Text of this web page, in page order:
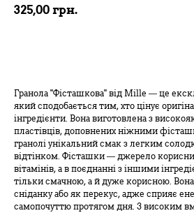
325,00 грн.
Гранола "Фісташкова" від Mille — це
який сподобається тим, хто цінує
інгредієнти. Вона виготовлена з
пластівців, доповнених ніжними
гранолі унікальний смак з легким
відтінком. Фісташки — джерело
вітамінів, а в поєднанні з іншими
тільки смачною, а й дуже корисною.
сніданку або як перекус, адже сприяє
самопочуттю протягом дня. З високим